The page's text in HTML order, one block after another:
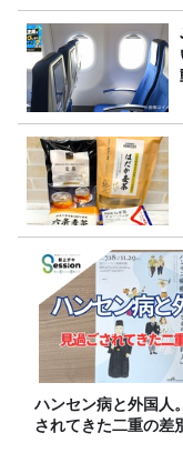
ハンセン病と外国人
されてきた二重の差